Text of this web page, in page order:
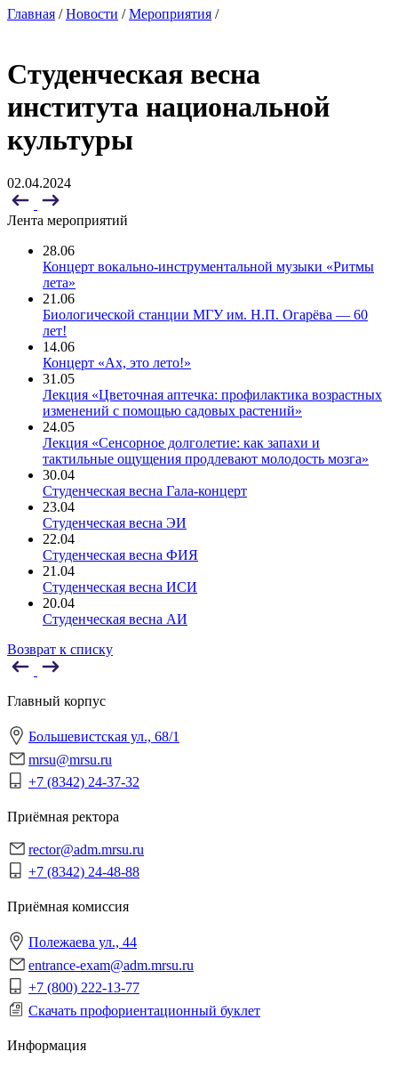
Главная /Новости /Мероприятия /
Студенческая весна
института национальной
культуры
02.04.2024
Лента мероприятий
28.06
Концерт вокально-инструментальной музыки «Ритмы
лета»
21.06
Биологической станции МГУ им. Н.П. Огарёва — 60
лет!
14.06
Концерт «Ах, это лето!»
31.05
Лекция «Цветочная аптечка: профилактика возрастных
изменений с помощью садовых растений»
24.05
Лекция «Сенсорное долголетие: как запахи и
тактильные ощущения продлевают молодость мозга»
30.04
Студенческая весна Гала-концерт
23.04
Студенческая весна ЭИ
22.04
Студенческая весна ФИЯ
21.04
Студенческая весна ИСИ
20.04
Студенческая весна АИ
Возврат к списку
Главный корпус
Большевистская ул., 68/1
mrsu@mrsu.ru
+7 (8342) 24-37-32
Приёмная ректора
rector@adm.mrsu.ru
+7 (8342) 24-48-88
Приёмная комиссия
Полежаева ул., 44
entrance-exam@adm.mrsu.ru
+7 (800) 222-13-77
Скачать профориентационный буклет
Информация